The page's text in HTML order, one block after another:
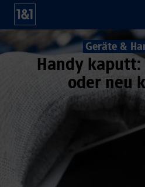
Geräte &
Handy
oder neu